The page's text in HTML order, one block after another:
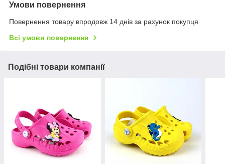
Умови повернення
Повернення товару впродовж 14 днів за рахунок покупця
Всі умови повернення
Подібні товари компанії